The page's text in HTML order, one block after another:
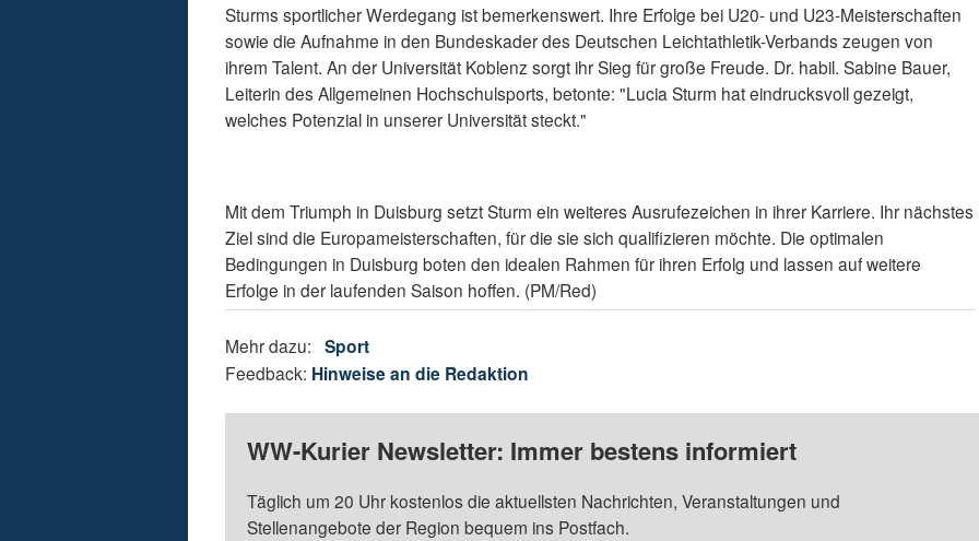
Sturms sportlicher Werdegang ist bemerkenswert. Ihre Erfolge bei U20- und U23-Meisterschaften
sowie die Aufnahme in den Bundeskader des Deutschen Leichtathletik-Verbands zeugen von
ihrem Talent. An der Universität Koblenz sorgt ihr Sieg für große Freude. Dr. habil. Sabine Bauer,
Leiterin des Allgemeinen Hochschulsports, betonte: "Lucia Sturm hat eindrucksvoll gezeigt,
welches Potenzial in unserer Universität steckt."
Mit dem Triumph in Duisburg setzt Sturm ein weiteres Ausrufezeichen in ihrer Karriere. Ihr nächstes
Ziel sind die Europameisterschaften, für die sie sich qualifizieren möchte. Die optimalen
Bedingungen in Duisburg boten den idealen Rahmen für ihren Erfolg und lassen auf weitere
Erfolge in der laufenden Saison hoffen. (PM/Red)
Mehr dazu:Sport
Feedback: Hinweise an die Redaktion
WW-Kurier Newsletter: Immer bestens informiert
Täglich um 20 Uhr kostenlos die aktuellsten Nachrichten, Veranstaltungen und
Stellenangebote der Region bequem ins Postfach.